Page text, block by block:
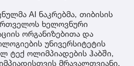
AI ნაკრებმა, თიბისის
ხელოვნური
ორგანიზებითა და
უნივერსიტეტის
ტექ ოლიმპიადების ჰაბში,
მრავალთვიანი,